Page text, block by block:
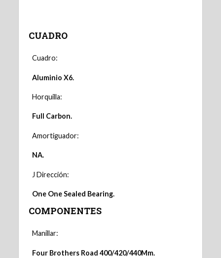
CUADRO
Cuadro:
Aluminio X6.
Horquilla:
Full Carbon.
Amortiguador:
NA.
J Dirección:
One One Sealed Bearing.
COMPONENTES
Manillar:
Four Brothers Road 400/420/440Mm.